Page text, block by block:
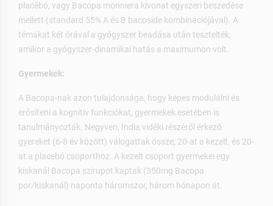
placébó, vagy Bacopa monniera kivonat egyszeri beszedése
mellett (standard 55% A és B bacoside kombinációjával). A
témákat két órával a gyógyszer beadása után tesztelték,
amikor a gyógyszer-dinamikai hatás a maximumon volt.
Gyermekek:
A Bacopa-nak azon tulajdonsága, hogy képes modulálni és
erősíteni a kognitív funkciókat, gyermekek esetében is
tanulmányozták. Negyven, India vidéki részéről érkező
gyereket (6-8 év között) válogattak össze; 20-at a kezelt, és 20-
at a placebó csoporthoz. A kezelt csoport gyermekei egy
kiskanál Bacopa szirupot kaptak (350mg Bacopa
por/kiskanál) naponta háromszor, három hónapon át.